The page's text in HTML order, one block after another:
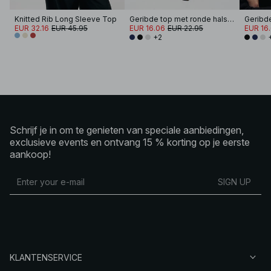
Knitted Rib Long Sleeve Top
EUR 32.16 EUR 45.95
Geribde top met ronde hals en lange mouwen
EUR 16.06 EUR 22.95
+2
EUR
Schrijf je in om te genieten van speciale aanbiedingen,
exclusieve events en ontvang 15 % korting op je eerste
aankoop!
SIGN UP
KLANTENSERVICE